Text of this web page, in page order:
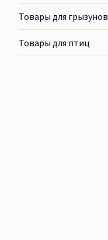
Товары для грызунов
Товары для птиц